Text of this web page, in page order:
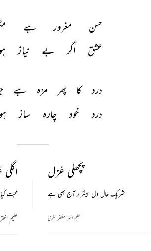
حسن مغرور ہے
عشق
اگر بے نیاز
درد کا پھر مزہ ہے
درد
خود چارہ ساز ہو
محبت
علیم
پچھلی غزل
شریک حال دل بیقرار آج بھی ہے
علیم اختر مظفر نگری